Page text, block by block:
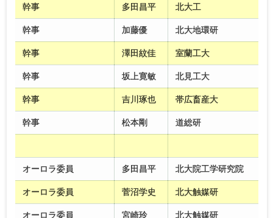
幹事 多田昌平 北大工
幹事 加藤優 北大地環研
幹事 澤田紋佳 室蘭工大
幹事 坂上寛敏 北見工大
幹事 吉川琢也 帯広畜産大
幹事 松本剛 道総研
オーロラ委員 多田昌平 北大院工学研究院
オーロラ委員 菅沼学史 北大触媒研
オーロラ委員 宮崎玲 北大触媒研